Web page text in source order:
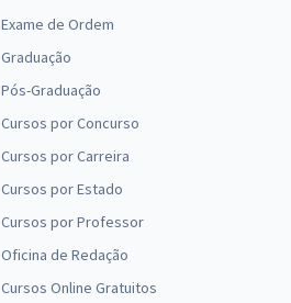
Exame de Ordem
Graduação
Pós-Graduação
Cursos por Concurso
Cursos por Carreira
Cursos por Estado
Cursos por Professor
Oficina de Redação
Cursos Online Gratuitos